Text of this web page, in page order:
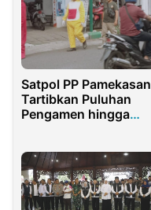
Satpol PP Pamekasan
Tartibkan Puluhan
Pengamen hingga